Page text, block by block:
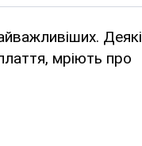
Деякі
мріють про